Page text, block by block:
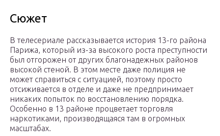
Сюжет
В телесериале рассказывается история 13-го района
Парижа, который из-за высокого роста преступности
был отгорожен от других благонадежных районов
высокой стеной. В этом месте даже полиция не
может справиться с ситуацией, поэтому просто
отсиживается в отделе и даже не предпринимает
никаких попыток по восстановлению порядка.
Особенно в 13 районе процветает торговля
наркотиками, производящаяся там в огромных
масштабах.